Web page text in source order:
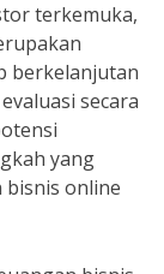
terkemuka,
berkelanjutan
secara
yang
online